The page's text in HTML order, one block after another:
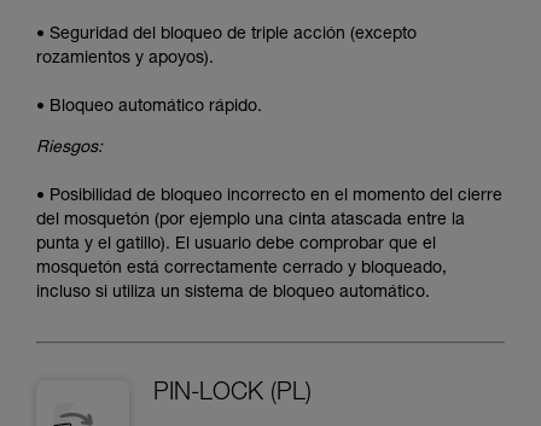
• Seguridad del bloqueo de triple acción (excepto
rozamientos y apoyos).
• Bloqueo automático rápido.
Riesgos:
• Posibilidad de bloqueo incorrecto en el momento del cierre
del mosquetón (por ejemplo una cinta atascada entre la
punta y el gatillo). El usuario debe comprobar que el
mosquetón está correctamente cerrado y bloqueado,
incluso si utiliza un sistema de bloqueo automático.
PIN-LOCK (PL)